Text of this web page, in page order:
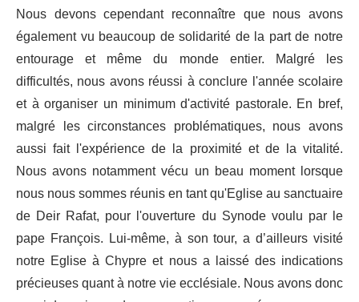
Nous devons cependant reconnaître que nous avons
également vu beaucoup de solidarité de la part de notre
entourage et même du monde entier. Malgré les
difficultés, nous avons réussi à conclure l'année scolaire
et à organiser un minimum d'activité pastorale. En bref,
malgré les circonstances problématiques, nous avons
aussi fait l'expérience de la proximité et de la vitalité.
Nous avons notamment vécu un beau moment lorsque
nous nous sommes réunis en tant qu'Eglise au sanctuaire
de Deir Rafat, pour l'ouverture du Synode voulu par le
pape François. Lui-même, à son tour, a d’ailleurs visité
notre Eglise à Chypre et nous a laissé des indications
précieuses quant à notre vie ecclésiale. Nous avons donc